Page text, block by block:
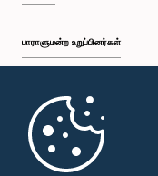
பாராளுமன்ற உறுப்பினர்கள்
முதற்பக்கம்
பாராளுமன்ற கையடக்க செயலி